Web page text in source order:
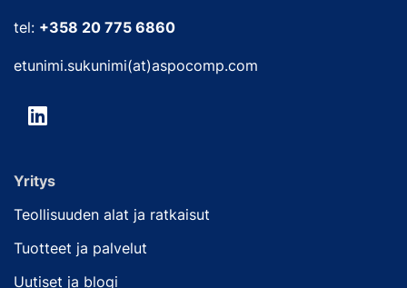
tel: +358 20 775 6860
etunimi.sukunimi(at)aspocomp.com
Yritys
Teollisuuden alat ja ratkaisut
Tuotteet ja palvelut
Uutiset ja blogi